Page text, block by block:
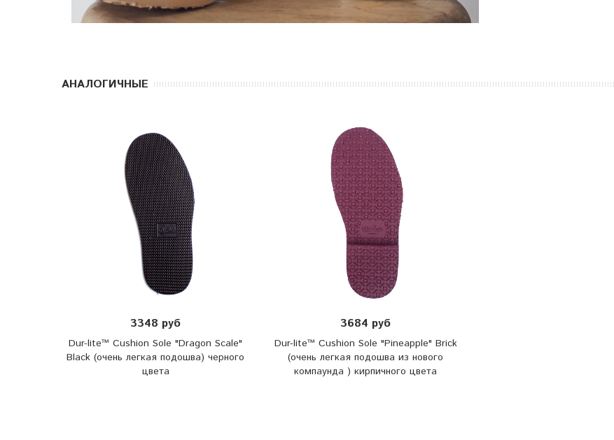
АНАЛОГИЧНЫЕ
3348 руб
Dur-lite™ Cushion Sole "Dragon Scale"
Black (очень легкая подошва) черного
цвета
3684 руб
Dur-lite™ Cushion Sole "Pineapple" Brick
(очень легкая подошва из нового
компаунда ) кирпичного цвета